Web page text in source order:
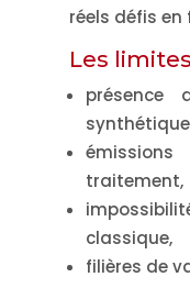
réels défis en
Les
présence
traitement,
classique,
filières de